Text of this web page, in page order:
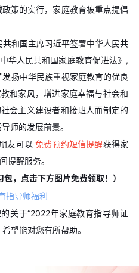
策的实行，家庭教育被重点提倡
和国主席习近平签署中华人民共
华人民共和国家庭教育促进法》,
扬中华民族重视家庭教育的优良
和家风，增进家庭幸福与社会和
会主义建设者和接班人而制定的
师的发展前景。
友可以 免费预约短信提醒获得家
提醒服务。
包，点击下方图片免费领取！）
关于“2022年家庭教育指导师证
望能对您有所帮助。